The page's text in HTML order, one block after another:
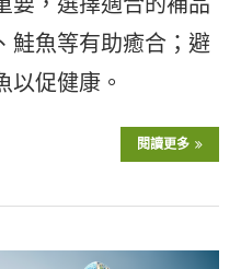
鮭魚等有助癒合；避
以促健康。
閱讀更多